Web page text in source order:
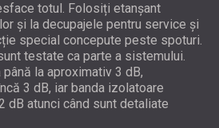
totul. Folosiți etanșant
și la decupajele pentru service și
special concepute peste spoturi.
testate ca parte a sistemului.
la aproximativ 3 dB,
3 dB, iar banda izolatoare
dB atunci când sunt detaliate